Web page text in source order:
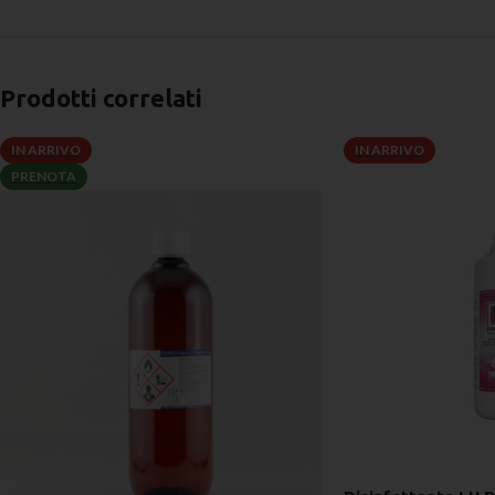
Prodotti correlati
IN ARRIVO
PRENOTA
IN ARRIVO